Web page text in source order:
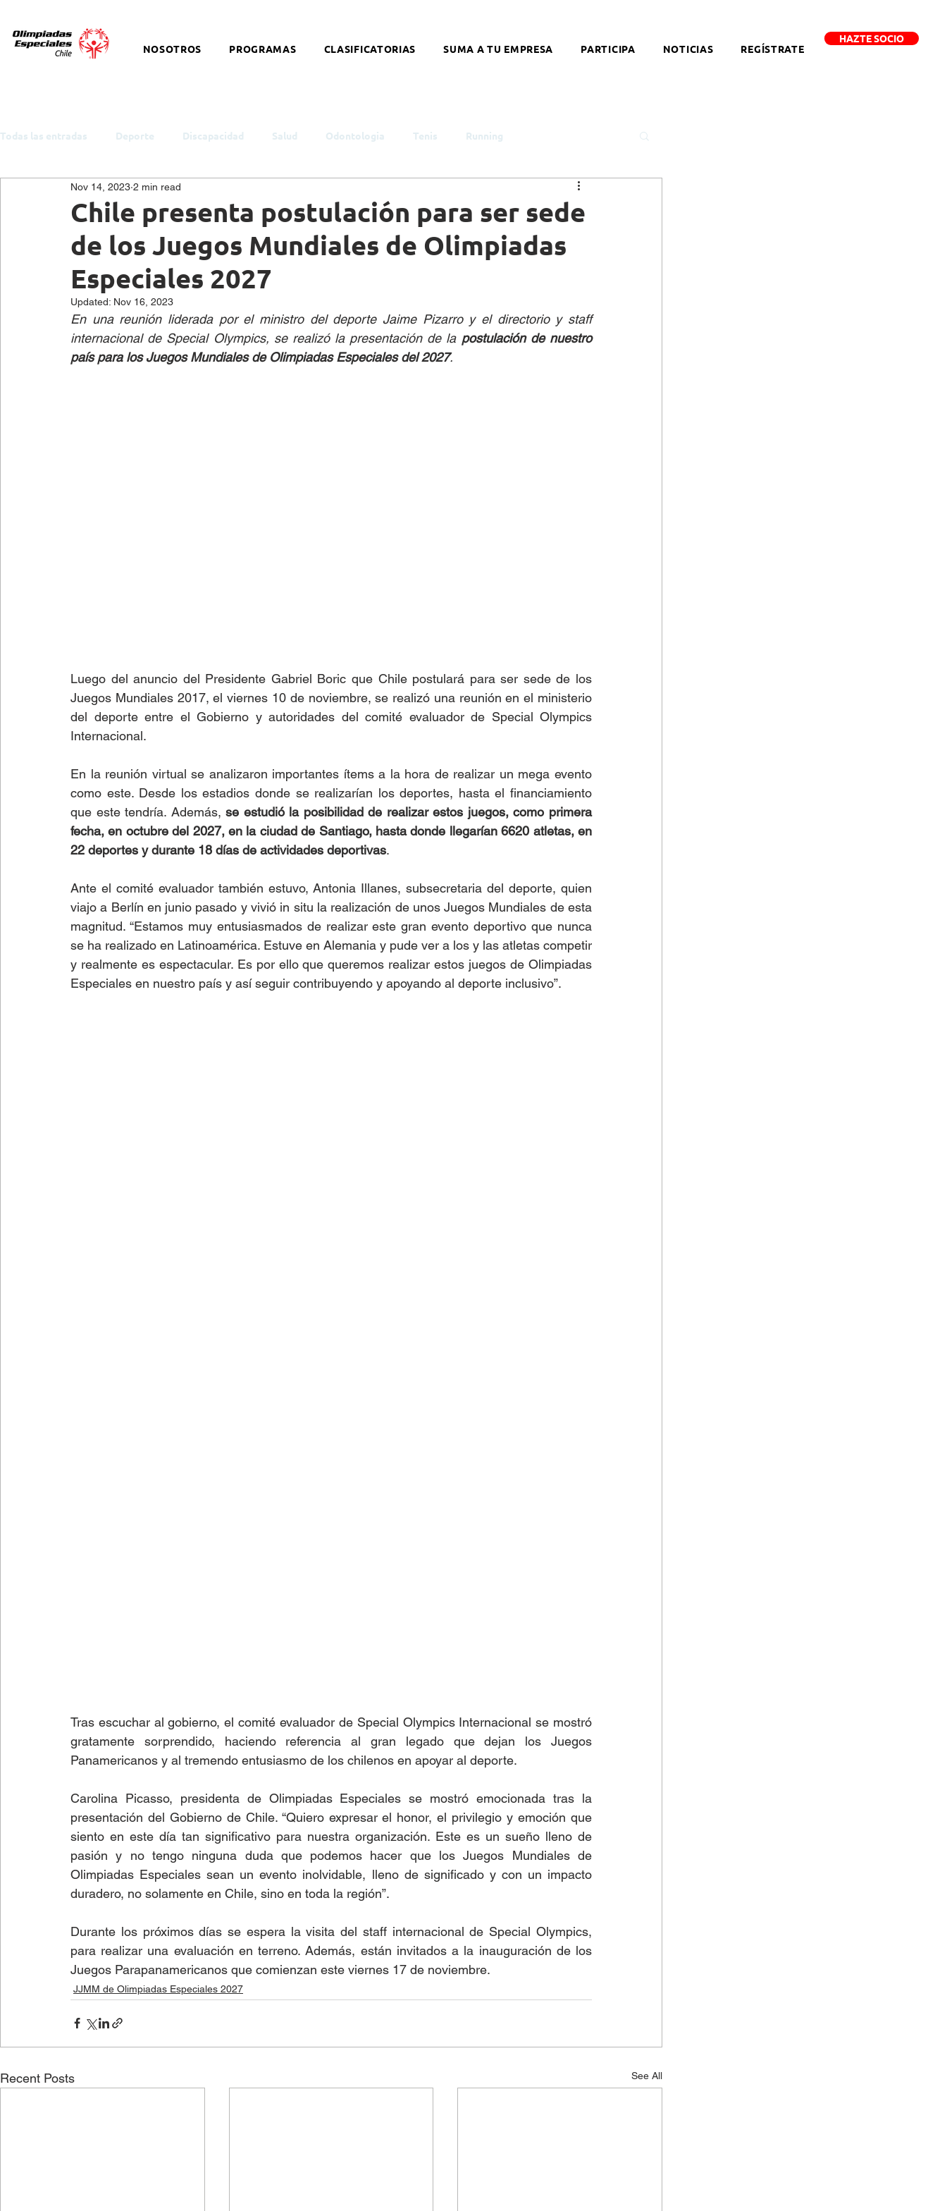
NOSOTROS PROGRAMAS CLASIFICATORIAS SUMA A TU EMPRESA PARTICIPA NOTICIAS REGÍSTRATE
HAZTE SOCIO
Todas las entradas Deporte Discapacidad Salud Odontologia Tenis Running
ODS y Política Pública Empleo Género
Snowboard Equitación Discapacidad Intelectual Síndrome de Down Coronavirus
Salud Mental eSports
Lectura fácil Fútbol Columnas de Opinión
Chile presenta postulación para ser sede
de los Juegos Mundiales de Olimpiadas
Especiales 2027
Nov 14, 2023 2 min read
Updated: Nov 16, 2023
En una reunión liderada por el ministro del deporte Jaime Pizarro y el directorio y staff
internacional de Special Olympics, se realizó la presentación de la postulación de nuestro
país para los Juegos Mundiales de Olimpiadas Especiales del 2027.
Luego del anuncio del Presidente Gabriel Boric que Chile postulará para ser sede de los
Juegos Mundiales 2017, el viernes 10 de noviembre, se realizó una reunión en el ministerio
del deporte entre el Gobierno y autoridades del comité evaluador de Special Olympics
Internacional.
En la reunión virtual se analizaron importantes ítems a la hora de realizar un mega evento
como este. Desde los estadios donde se realizarían los deportes, hasta el financiamiento
que este tendría. Además, se estudió la posibilidad de realizar estos juegos, como primera
fecha, en octubre del 2027, en la ciudad de Santiago, hasta donde llegarían 6620 atletas, en
22 deportes y durante 18 días de actividades deportivas.
Ante el comité evaluador también estuvo, Antonia Illanes, subsecretaria del deporte, quien
viajo a Berlín en junio pasado y vivió in situ la realización de unos Juegos Mundiales de esta
magnitud. “Estamos muy entusiasmados de realizar este gran evento deportivo que nunca
se ha realizado en Latinoamérica. Estuve en Alemania y pude ver a los y las atletas competir
y realmente es espectacular. Es por ello que queremos realizar estos juegos de Olimpiadas
Especiales en nuestro país y así seguir contribuyendo y apoyando al deporte inclusivo”.
Tras escuchar al gobierno, el comité evaluador de Special Olympics Internacional se mostró
gratamente sorprendido, haciendo referencia al gran legado que dejan los Juegos
Panamericanos y al tremendo entusiasmo de los chilenos en apoyar al deporte.
Carolina Picasso, presidenta de Olimpiadas Especiales se mostró emocionada tras la
presentación del Gobierno de Chile. “Quiero expresar el honor, el privilegio y emoción que
siento en este día tan significativo para nuestra organización. Este es un sueño lleno de
pasión y no tengo ninguna duda que podemos hacer que los Juegos Mundiales de
Olimpiadas Especiales sean un evento inolvidable, lleno de significado y con un impacto
duradero, no solamente en Chile, sino en toda la región”.
Durante los próximos días se espera la visita del staff internacional de Special Olympics,
para realizar una evaluación en terreno. Además, están invitados a la inauguración de los
Juegos Parapanamericanos que comienzan este viernes 17 de noviembre.
JJMM de Olimpiadas Especiales 2027
Recent Posts See All